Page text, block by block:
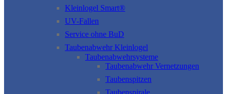
Kleinlogel Smart®
UV-Fallen
Service ohne BuD
Taubenabwehr Kleinlogel
Taubenabwehrsysteme
Taubenabwehr Vernetzungen
Taubenspitzen